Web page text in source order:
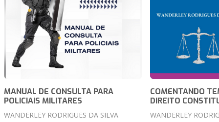
MANUAL DE CONSULTA PARA
POLICIAIS MILITARES
WANDERLEY RODRIGUES DA SILVA
COMENTANDO
DIREITO
WANDERLEY